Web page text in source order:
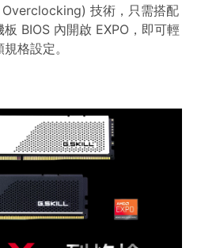
技術，只需搭配
BIOS 內開啟 EXPO，即可輕
格設定。